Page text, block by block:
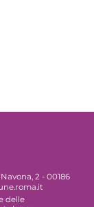
2 - 00186
delle